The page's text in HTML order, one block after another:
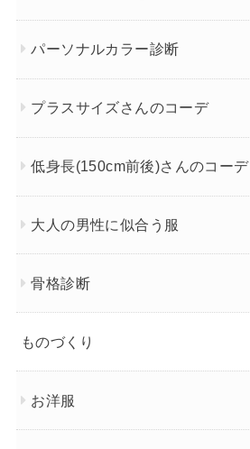
パーソナルカラー診断
プラスサイズさんのコーデ
低身長(150cm前後)さんのコーデ
大人の男性に似合う服
骨格診断
ものづくり
お洋服